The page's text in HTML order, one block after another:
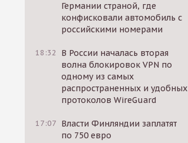
Германии страной, где
конфисковали автомобиль с
российскими номерами
18:32
В России началась вторая
волна блокировок VPN по
одному из самых
распространенных и удобных
протоколов WireGuard
17:07 Власти Финляндии заплатят
по 750 евро